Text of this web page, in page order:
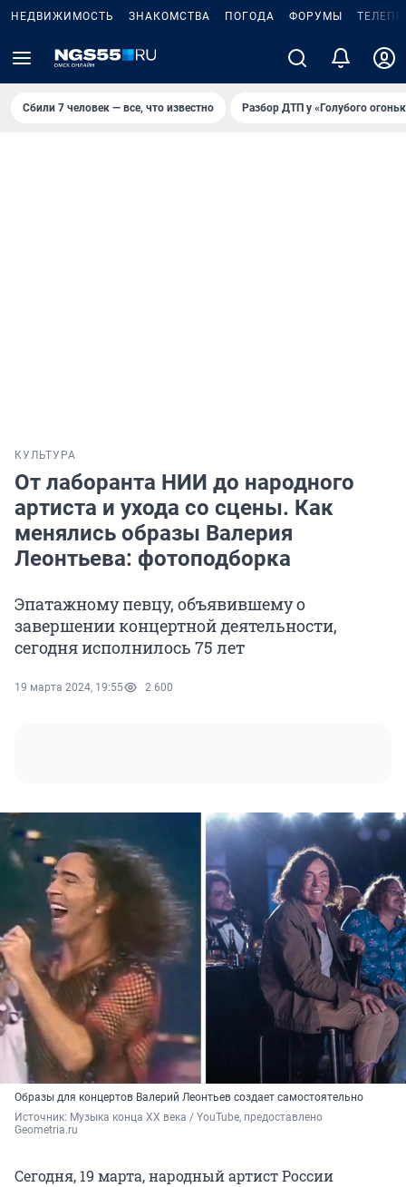
НЕДВИЖИМОСТЬ ЗНАКОМСТВА ПОГОДА ФОРУМЫ
Сбили 7 человек — все, что известно Разбор ДТП у «Голубого
КУЛЬТУРА
От лаборанта НИИ до народного
артиста и ухода со сцены. Как
менялись образы Валерия
Леонтьева: фотоподборка
Эпатажному певцу, объявившему о
завершении концертной деятельности,
сегодня исполнилось 75 лет
19 марта 2024, 19:55 2 600
Образы для концертов Валерий Леонтьев создает самостоятельно
Источник: Музыка конца ХХ века / YouTube, предоставлено
Geometria.ru
Сегодня, 19 марта, народный артист России